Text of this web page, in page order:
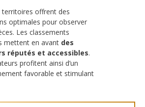
territoires offrent des
optimales pour observer
Les classements
mettent en avant des
réputés et accessibles.
profitent ainsi d’un
favorable et stimulant